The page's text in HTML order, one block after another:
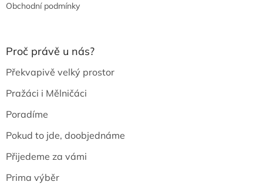
Obchodní podmínky
Proč právě u nás?
Překvapivě velký prostor
Pražáci i Mělničáci
Poradíme
Pokud to jde, doobjednáme
Přijedeme za vámi
Prima výběr